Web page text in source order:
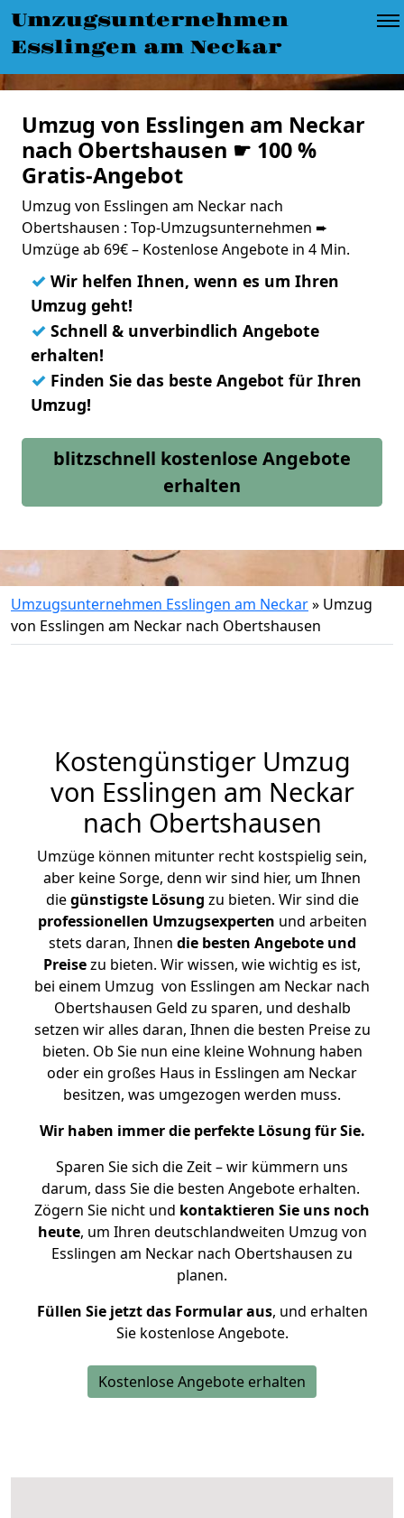
Umzugsunternehmen
Esslingen am Neckar
Umzug von Esslingen am Neckar
nach Obertshausen ☛ 100 %
Gratis-Angebot
Umzug von Esslingen am Neckar nach
Obertshausen : Top-Umzugsunternehmen ➨
Umzüge ab 69€ – Kostenlose Angebote in 4 Min.
✓ Wir helfen Ihnen, wenn es um Ihren
Umzug geht!
✓ Schnell & unverbindlich Angebote
erhalten!
✓ Finden Sie das beste Angebot für Ihren
Umzug!
blitzschnell kostenlose Angebote
erhalten
Umzugsunternehmen Esslingen am Neckar» Umzug
von Esslingen am Neckar nach Obertshausen
Kostengünstiger Umzug
von Esslingen am Neckar
nach Obertshausen
Umzüge können mitunter recht kostspielig sein,
aber keine Sorge, denn wir sind hier, um Ihnen
diegünstigste Lösung zu bieten. Wir sind die
professionellen Umzugsexperten und arbeiten
stets daran, Ihnen die besten Angebote und
Preisezu bieten. Wir wissen, wie wichtig es ist,
bei einem Umzug von Esslingen am Neckar nach
Obertshausen Geld zu sparen, und deshalb
setzen wir alles daran, Ihnen die besten Preise zu
bieten. Ob Sie nun eine kleine Wohnung haben
oder ein großes Haus in Esslingen am Neckar
besitzen, was umgezogen werden muss.
Wir haben immer die perfekte Lösung für Sie.
Sparen Sie sich die Zeit – wir kümmern uns
darum, dass Sie die besten Angebote erhalten.
Zögern Sie nicht und kontaktieren Sie uns noch
heute, um Ihren deutschlandweiten Umzug von
Esslingen am Neckar nach Obertshausen zu
planen.
Füllen Sie jetzt das Formular aus, und erhalten
Sie kostenlose Angebote.
Kostenlose Angebote erhalten